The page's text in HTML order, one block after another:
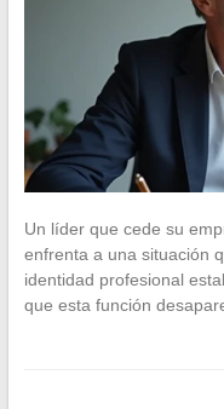
Un líder que cede su
enfrenta a una situación
identidad profesional
que esta función